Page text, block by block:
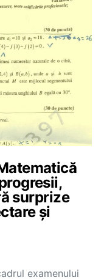
surprize
și
examenului